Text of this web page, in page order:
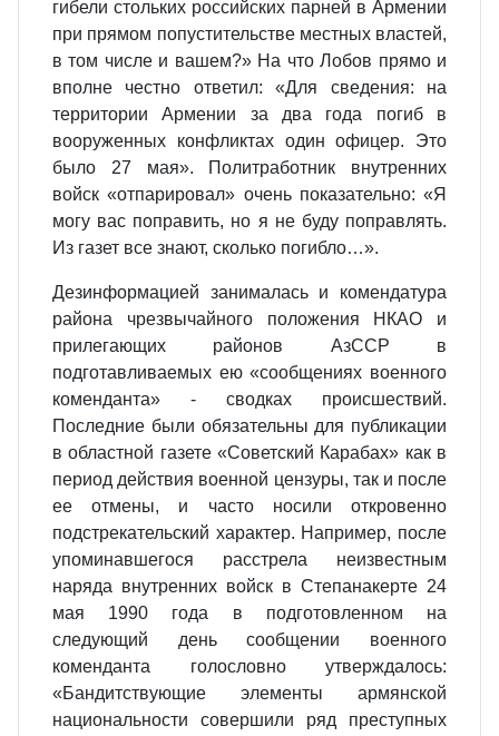
гибели стольких российских парней в Армении
при прямом попустительстве местных властей,
в том числе и вашем?» На что Лобов прямо и
вполне честно ответил: «Для сведения: на
территории Армении за два года погиб в
вооруженных конфликтах один офицер. Это
было 27 мая». Политработник внутренних
войск «отпарировал» очень показательно: «Я
могу вас поправить, но я не буду поправлять.
Из газет все знают, сколько погибло…».
Дезинформацией занималась и комендатура
района чрезвычайного положения НКАО и
прилегающих районов АзССР в
подготавливаемых ею «сообщениях военного
коменданта» - сводках происшествий.
Последние были обязательны для публикации
в областной газете «Советский Карабах» как в
период действия военной цензуры, так и после
ее отмены, и часто носили откровенно
подстрекательский характер. Например, после
упоминавшегося расстрела неизвестным
наряда внутренних войск в Степанакерте 24
мая 1990 года в подготовленном на
следующий день сообщении военного
коменданта голословно утверждалось:
«Бандитствующие элементы армянской
национальности совершили ряд преступных